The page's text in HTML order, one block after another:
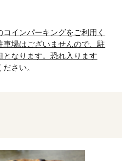
インパーキングをご利用く
場はございませんので、駐
なります。恐れ入ります
さい。